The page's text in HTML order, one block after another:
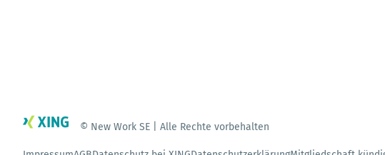
© New Work SE | Alle Rechte vorbehalten